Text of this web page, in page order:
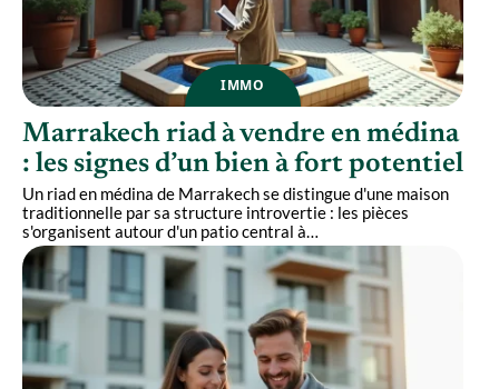
IMMO
Marrakech riad à vendre en médina
: les signes d’un bien à fort potentiel
Un riad en médina de Marrakech se distingue d'une maison
traditionnelle par sa structure introvertie : les pièces
s'organisent autour d'un patio central à…